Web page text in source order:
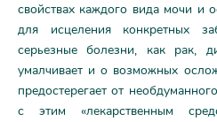
свойствах каждого вида мочи и
для исцеления конкретных
серьезные болезни, как рак,
умалчивает и о возможных
предостерегает от
с этим «лекарственным